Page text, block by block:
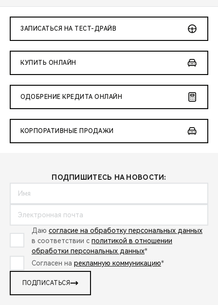
ЗАПИСАТЬСЯ НА ТЕСТ-ДРАЙВ
КУПИТЬ ОНЛАЙН
ОДОБРЕНИЕ КРЕДИТА ОНЛАЙН
КОРПОРАТИВНЫЕ ПРОДАЖИ
ПОДПИШИТЕСЬ НА НОВОСТИ:
Даю согласие на обработку персональных данных
в соответствии с политикой в отношении
обработки персональных данных*
Согласен на рекламную коммуникацию*
ПОДПИСАТЬСЯ